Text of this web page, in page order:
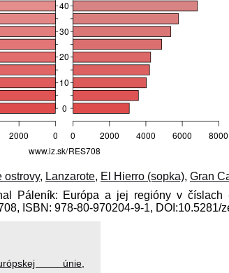
ostrovy, Lanzarote, El Hierro (sopka), Gran
Páleník: Európa a jej regióny v číslach
ISBN: 978-80-970204-9-1, DOI:10.5281/
únie,